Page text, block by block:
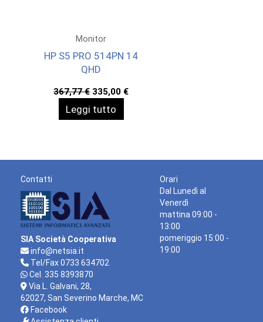
Monitor
HP S5 PRO 514PN 14
QHD
367,77€ Il
prezzo
originale
era:
335,00 €Il
prezzo
Leggi tutto
Contatti
SIA Società Cooperativa
info@netsia.it
Tel/Fax 0733 634702
Cel. 335 8393870
Via L. Galvani, 28,
62027, San Severino Marche, MC
Facebook
Orari
Dal Lunedì al
Venerdì
mattina 09:00 -
13:00
pomeriggio 15:00 -
19:00